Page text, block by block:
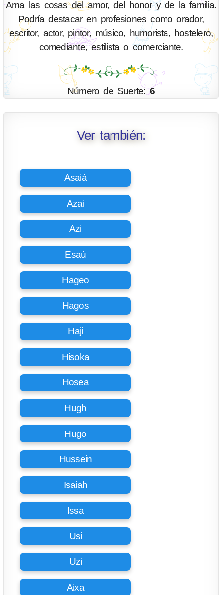
Ama las cosas del amor, del honor y de la familia.
Podría destacar en profesiones como orador,
escritor, actor, pintor, músico, humorista, hostelero,
comediante, estilista o comerciante.
Número de Suerte:6
Ver también:
Asaiá
Azai
Azi
Esaú
Hageo
Hagos
Haji
Hisoka
Hosea
Hugh
Hugo
Hussein
Isaiah
Issa
Usi
Uzi
Aixa